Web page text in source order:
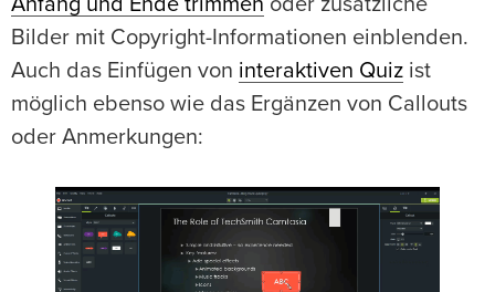
Bilder mit Copyright-Informationen einblenden.
Auch das Einfügen von interaktiven Quiz ist
möglich ebenso wie das Ergänzen von Callouts
oder Anmerkungen: